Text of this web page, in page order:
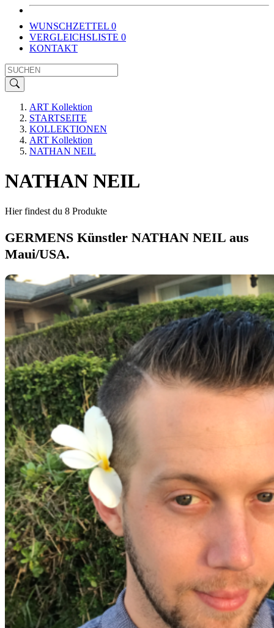
WUNSCHZETTEL 0
VERGLEICHSLISTE 0
KONTAKT
ART Kollektion
STARTSEITE
KOLLEKTIONEN
ART Kollektion
NATHAN NEIL
NATHAN NEIL
Hier findest du 8 Produkte
GERMENS Künstler NATHAN NEIL aus
Maui/USA.